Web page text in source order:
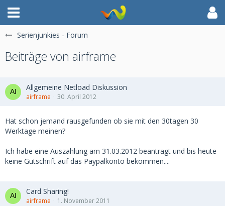
Serienjunkies - Forum
Beiträge von airframe
Allgemeine Netload Diskussion
airframe 30. April 2012
Hat schon jemand rausgefunden ob sie mit den 30tagen 30
Werktage meinen?
Ich habe eine Auszahlung am 31.03.2012 beantragt und bis heute
keine Gutschrift auf das Paypalkonto bekommen....
Card Sharing!
airframe 1. November 2011